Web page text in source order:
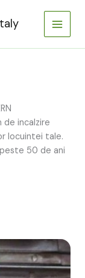
de incalzire
locuintei tale.
50 de ani